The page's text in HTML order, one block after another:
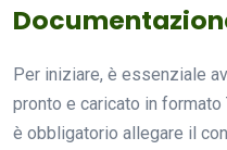
Per iniziare, è essenziale
pronto e caricato in formato
è obbligatorio allegare il